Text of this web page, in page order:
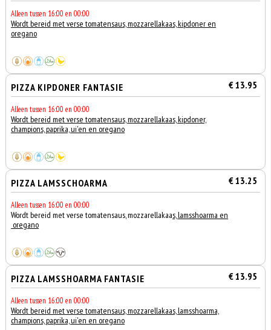
Alleen tussen 16:00 en 00:00
Wordt bereid met verse tomatensaus, mozzarellakaas, kipdoner en
oregano
PIZZA KIPDONER FANTASIE € 13.95
Alleen tussen 16:00 en 00:00
Wordt bereid met verse tomatensaus, mozzarellakaas, kipdoner,
champions, paprika, ui'en en oregano
PIZZA LAMSSCHOARMA € 13.25
Alleen tussen 16:00 en 00:00
Wordt bereid met verse tomatensaus, mozzarellakaas, lamsshoarma en
oregano
PIZZA LAMSSHOARMA FANTASIE € 13.95
Alleen tussen 16:00 en 00:00
Wordt bereid met verse tomatensaus, mozzarellakaas, lamsshoarma,
champions, paprika, ui'en en oregano